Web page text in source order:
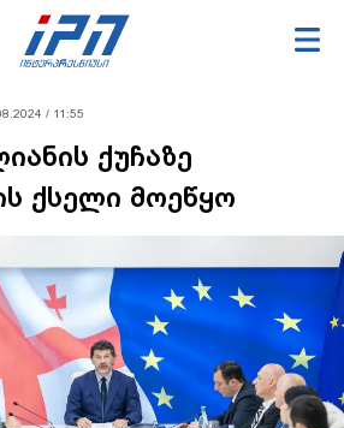
/ 11:55
ქუჩაზე
ქსელი მოეწყო